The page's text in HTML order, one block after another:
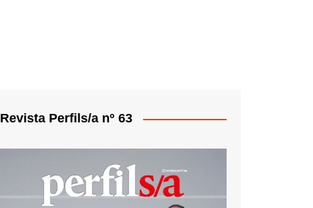
Revista Perfils/a nº 63